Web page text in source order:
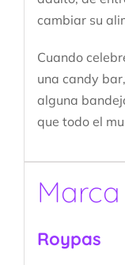
cambiar su
Cuando
una candy
alguna
que todo el
Marca
Roypas